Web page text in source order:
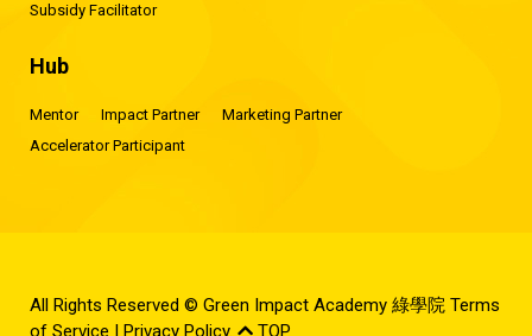
Subsidy Facilitator
Hub
Mentor Impact Partner
Marketing Partner
Accelerator Participant
All Rights Reserved © Green Impact Academy 綠學院 Terms
of Service | Privacy Policy. TOP